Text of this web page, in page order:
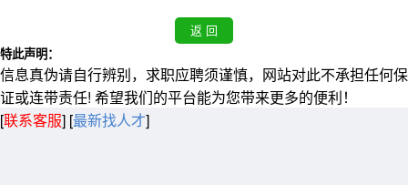
特此声明：
信息真伪请自行辨别，求职应聘须谨慎，网站对此不承担任何保
证或连带责任! 希望我们的平台能为您带来更多的便利！
[联系客服] [最新找人才]